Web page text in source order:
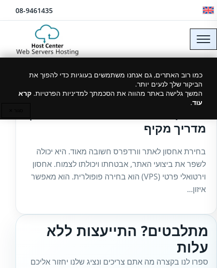
דלג לתוכן 08-9461435
כמו רוב האתרים, גם אנחנו משתמשים בעוגיות כדי להפוך את
הביקור שלך לנעים יותר.
המשך גלישה באתר מהווה את הסכמתך למדיניות הפרטיות. קרא
עוד.
13/11/2024
מדריך מקיף
בחירת אחסון לאתר וורדפרס חשובה מאוד. היא יכולה
לשפר את ביצועי האתר, אבטחתו ויכולתו לצמוח. אחסון
וירטואלי פרטי (VPS) הוא בחירה פופולרית. הוא מאפשר
איזון...
מתלבטים? התייעצות ללא
עלות
ספרו לנו בקצרה מה אתם צריכים ונציג שלנו יחזור אליכם